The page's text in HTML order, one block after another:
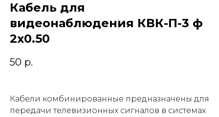
Кабель для
видеонаблюдения КВК-П-3 ф
2х0.50
50 р.
Кабели комбинированные предназначены для
передачи телевизионных сигналов в системах